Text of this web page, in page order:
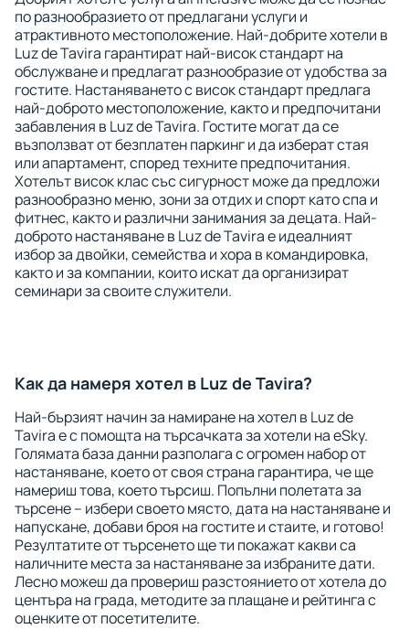
по разнообразието от предлагани услуги и
атрактивното местоположение. Най-добрите хотели в
Luz de Tavira гарантират най-висок стандарт на
обслужване и предлагат разнообразие от удобства за
гостите. Настаняването с висок стандарт предлага
най-доброто местоположение, както и предпочитани
забавления в Luz de Tavira. Гостите могат да се
възползват от безплатен паркинг и да изберат стая
или апартамент, според техните предпочитания.
Хотелът висок клас със сигурност може да предложи
разнообразно меню, зони за отдих и спорт като спа и
фитнес, както и различни занимания за децата. Най-
доброто настаняване в Luz de Tavira е идеалният
избор за двойки, семейства и хора в командировка,
както и за компании, които искат да организират
семинари за своите служители.
Как да намеря хотел в Luz de Tavira?
Най-бързият начин за намиране на хотел в Luz de
Tavira е с помощта на търсачката за хотели на eSky.
Голямата база данни разполага с огромен набор от
настаняване, което от своя страна гарантира, че ще
намериш това, което търсиш. Попълни полетата за
търсене – избери своето място, дата на настаняване и
напускане, добави броя на гостите и стаите, и готово!
Резултатите от търсенето ще ти покажат какви са
наличните места за настаняване за избраните дати.
Лесно можеш да провериш разстоянието от хотела до
центъра на града, методите за плащане и рейтинга с
оценките от посетителите.